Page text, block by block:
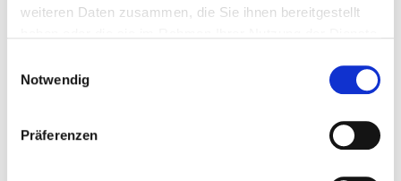
weiteren Daten zusammen, die Sie ihnen bereitgestellt
Notwendig
Präferenzen